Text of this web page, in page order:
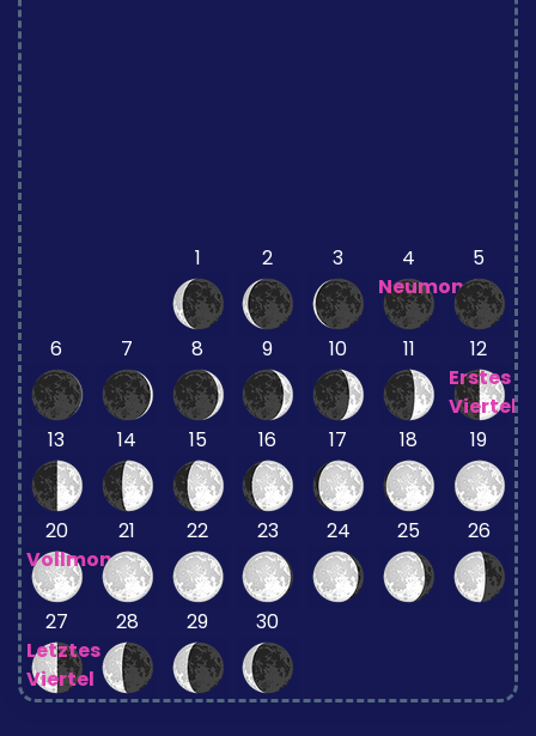
1 2 3
4
Neumond
5
6 7 8 9 10 11
12
Erstes
Viertel
13
14 15 16 17 18 19
20
Vollmond
21 22 23 24 25 26
27
Letztes
Viertel
28 29 30